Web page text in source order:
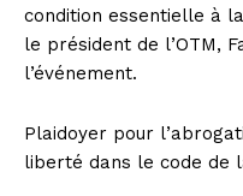
condition essentielle à
le président de l’OTM,
l’événement.
Plaidoyer pour
liberté dans le code de